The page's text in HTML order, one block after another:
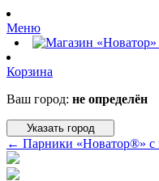
Меню
Корзина
Ваш город: не определён
Указать город
← Парники «Новатор®» с